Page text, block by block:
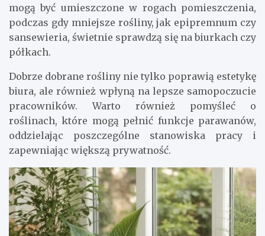
mogą być umieszczone w rogach pomieszczenia,
podczas gdy mniejsze rośliny, jak epipremnum czy
sansewieria, świetnie sprawdzą się na biurkach czy
półkach.
Dobrze dobrane rośliny nie tylko poprawią estetykę
biura, ale również wpłyną na lepsze samopoczucie
pracowników. Warto również pomyśleć o
roślinach, które mogą pełnić funkcje parawanów,
oddzielając poszczególne stanowiska pracy i
zapewniając większą prywatność.